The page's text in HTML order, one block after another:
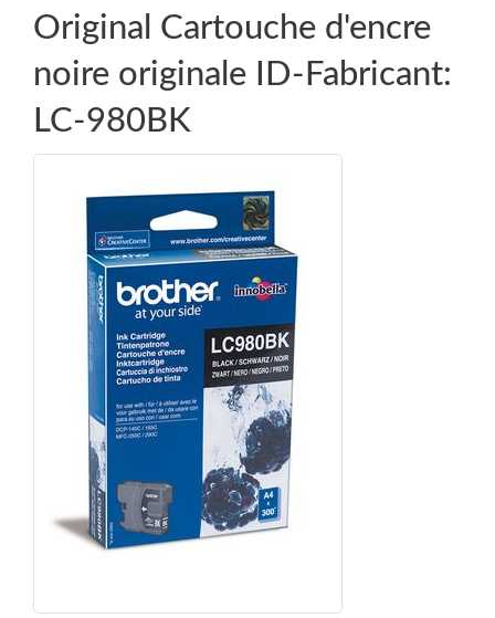
Original Cartouche d'encre
noire originale ID-Fabricant:
LC-980BK